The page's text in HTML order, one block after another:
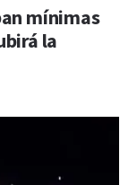
mínimas
la